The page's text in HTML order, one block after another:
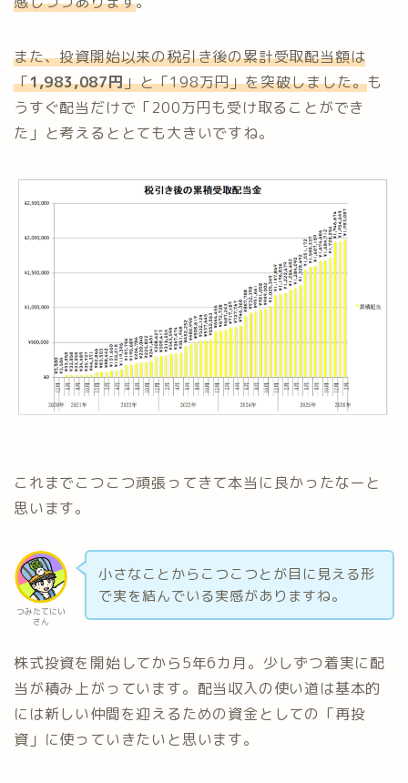
また、投資開始以来の税引き後の累計受取配当額は
「1,983,087円」と「198万円」を突破しました。も
うすぐ配当だけで「200万円も受け取ることができ
た」と考えるととても大きいですね。
これまでこつこつ頑張ってきて本当に良かったなーと
思います。
つみたてにい
さん
小さなことからこつこつとが目に見える形
で実を結んでいる実感がありますね。
株式投資を開始してから5年6カ月。少しずつ着実に配
当が積み上がっています。配当収入の使い道は基本的
には新しい仲間を迎えるための資金としての「再投
資」に使っていきたいと思います。